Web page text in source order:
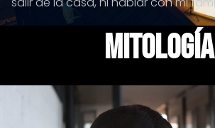
mitología